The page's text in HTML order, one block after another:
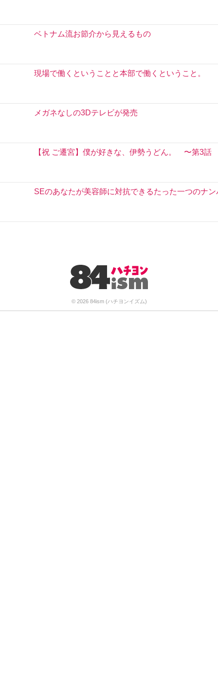
ベトナム流お節介から見えるもの
現場で働くということと本部で働くということ。
メガネなしの3Dテレビが発売
【祝 ご遷宮】僕が好きな、伊勢うどん。 〜第3
SEのあなたが美容師に対抗できるたった一つのナン
© 2026 84ism (ハチヨンイズム)